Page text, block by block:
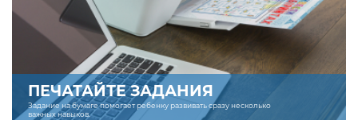
ПЕЧАТАЙТЕ ЗАДАНИЯ
Задание на бумаге помогает ребенку развивать сразу несколько
важных навыков.